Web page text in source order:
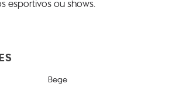
esportivos ou shows.
Bege